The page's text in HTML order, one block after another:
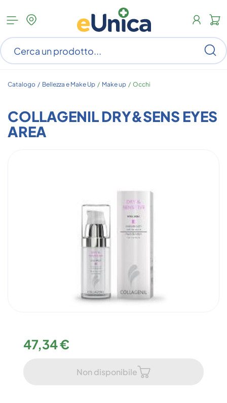
Apri
menu
categorie
Catalogo / Bellezza e Make Up / Make up / Occhi
COLLAGENIL DRY&SENS EYES
AREA
47,34 €
Non disponibile